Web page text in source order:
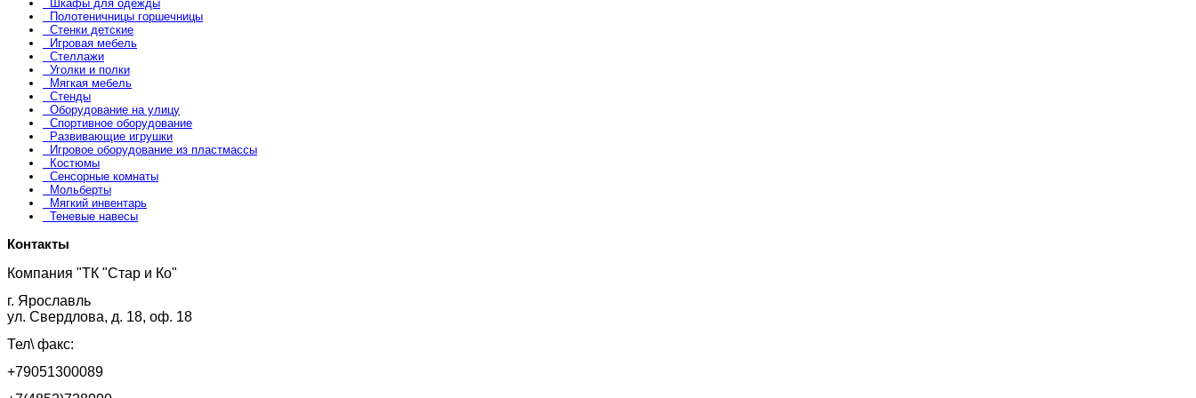
Шкафы для одежды
Полотеничницы горшечницы
Стенки детские
Игровая мебель
Стеллажи
Уголки и полки
Мягкая мебель
Стенды
Оборудование на улицу
Спортивное оборудование
Развивающие игрушки
Игровое оборудование из пластмассы
Костюмы
Сенсорные комнаты
Мольберты
Мягкий инвентарь
Теневые навесы
Контакты
Компания "ТК "Стар и Ко"
г. Ярославль
ул. Свердлова, д. 18, оф. 18
Тел\ факс:
+79051300089